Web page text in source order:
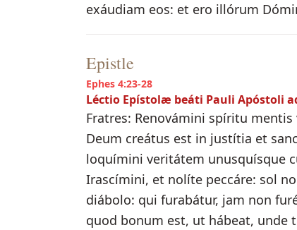
exáudiam eos: et ero illórum
Epistle
Ephes 4:23-28
Léctio Epístolæ beáti Pauli Apóstoli
Fratres: Renovámini spíritu
Deum creátus est in justítia et
loquímini veritátem unusquísque
Irascímini, et nolíte peccáre: sol
diábolo: qui furabátur, jam non
quod bonum est, ut hábeat, unde